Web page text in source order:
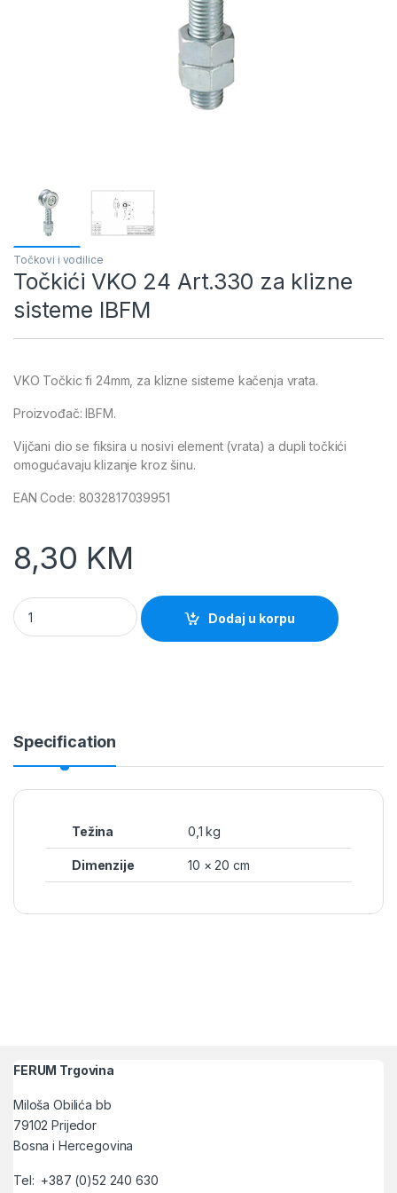
Točkovi i vodilice
Točkići VKO 24 Art.330 za klizne
sisteme IBFM
VKO Točkic fi 24mm, za klizne sisteme kačenja vrata.
Proizvođač: IBFM.
Vijčani dio se fiksira u nosivi element (vrata) a dupli točkići
omogućavaju klizanje kroz šinu.
EAN Code: 8032817039951
8,30 KM
Točkići VKO 24 Art.330 za klizne sisteme IBFM quantity
Dodaj u korpu
Specification
Težina 0,1 kg
Dimenzije 10 × 20 cm
FERUM Trgovina
Miloša Obilića bb
79102 Prijedor
Bosna i Hercegovina
Tel: +387 (0)52 240 630